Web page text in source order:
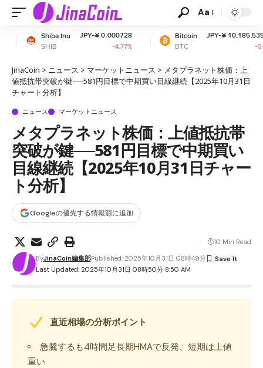
Aa
JPY-¥ 0.000728
-4.77%
Bitcoin
BTC
JPY-¥ 10,185,535.70
JinaCoin > ニュース > マーケットニュース > メタプラネット株価：上
値抵抗帯突破が鍵──581円目標で中期買い目線継続【2025年10月31日
チャート分析】
ニュース マーケットニュース
メタプラネット株価：上値抵抗帯
突破が鍵──581円目標で中期買い
目線継続【2025年10月31日チャー
ト分析】
Googleの優先する情報源に追加
Last Updated: 2025年10月31日 08時50分 8:50 AM
ByJinaCoin編集部Published: 2025年10月31日 08時49分
10 Min Read
直近相場の分析ポイント
急騰するも4時間足長期HMAで反発、短期は上値
重い